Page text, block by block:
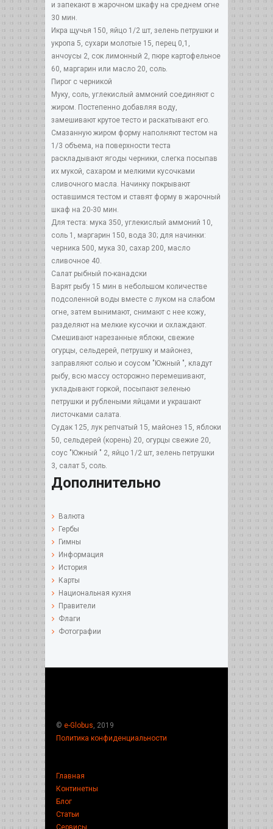
и запекают в жарочном шкафу на среднем огне
30 мин.
Икра щучья 150, яйцо 1/2 шт, зелень петрушки и
укропа 5, сухари молотые 15, перец 0,1,
анчоусы 2, сок лимонный 2, пюре картофельное
60, маргарин или масло 20, соль.
Пирог с черникой
Муку, соль, углекислый аммоний соединяют с
жиром. Постепенно добавляя воду,
замешивают крутое тесто и раскатывают его.
Смазанную жиром форму наполняют тестом на
1/3 объема, на поверхности теста
раскладывают ягоды черники, слегка посыпав
их мукой, сахаром и мелкими кусочками
сливочного масла. Начинку покрывают
оставшимся тестом и ставят форму в жарочный
шкаф на 20-30 мин.
Для теста: мука 350, углекислый аммоний 10,
соль 1, маргарин 150, вода 30; для начинки:
черника 500, мука 30, сахар 200, масло
сливочное 40.
Салат рыбный по-канадски
Варят рыбу 15 мин в небольшом количестве
подсоленной воды вместе с луком на слабом
огне, затем вынимают, снимают с нее кожу,
разделяют на мелкие кусочки и охлаждают.
Смешивают нарезанные яблоки, свежие
огурцы, сельдерей, петрушку и майонез,
заправляют солью и соусом "Южный ", кладут
рыбу, всю массу осторожно перемешивают,
укладывают горкой, посыпают зеленью
петрушки и рублеными яйцами и украшают
листочками салата.
Судак 125, лук репчатый 15, майонез 15, яблоки
50, сельдерей (корень) 20, огурцы свежие 20,
соус "Южный " 2, яйцо 1/2 шт, зелень петрушки
3, салат 5, соль.
Дополнительно
Валюта
Гербы
Гимны
Информация
История
Карты
Национальная кухня
Правители
Флаги
Фотографии
© e-Globus , 2019
Политика конфиденциальности
Главная
Континетны
Блог
Статьи
Сервисы